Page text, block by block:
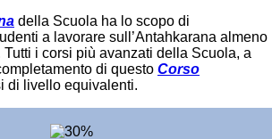
della Scuola ha lo scopo di
a lavorare sull’Antahkarana almeno
i corsi più avanzati della Scuola, a
di questo Corso
di livello equivalenti.